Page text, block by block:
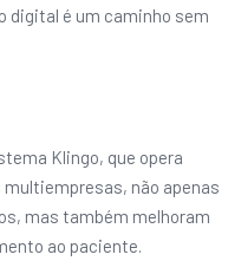
digital é um caminho sem
Klingo, que opera
multiempresas, não apenas
mas também melhoram
ao paciente.